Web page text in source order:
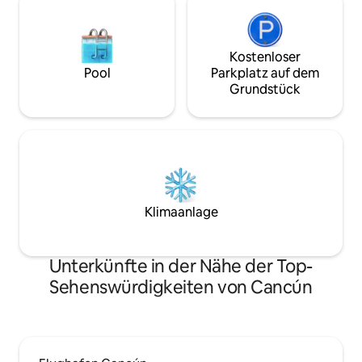
Pool
Kostenloser
Parkplatz auf dem
Grundstück
Klimaanlage
Unterkünfte in der Nähe der Top-
Sehenswürdigkeiten von Cancún